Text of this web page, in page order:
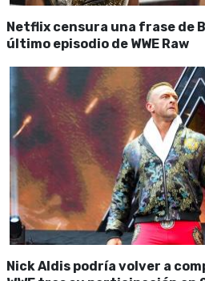
Netflix censura una frase de
último episodio de WWE Raw
Nick Aldis podría volver a